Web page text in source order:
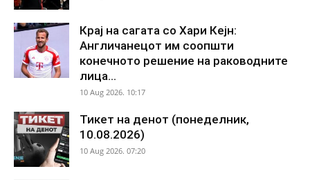
Крај на сагата со Хари Кејн:
Англичанецот им соопшти
конечното решение на раководните
лица...
10 Aug 2026. 10:17
Тикет на денот (понеделник,
10.08.2026)
10 Aug 2026. 07:20